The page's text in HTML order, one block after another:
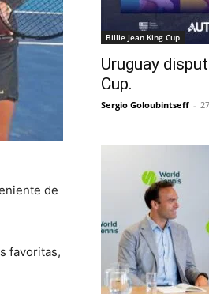
de
favoritas,
Billie Jean King Cup
Uruguay
Cup.
Sergio Goloubintseff -